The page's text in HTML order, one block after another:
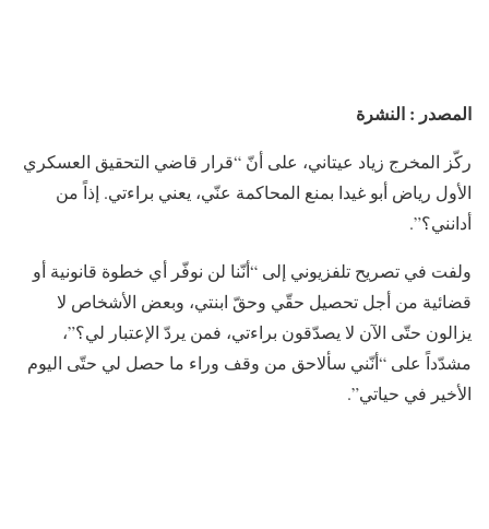
المصدر : النشرة
ركّز المخرج ​زياد عيتاني​، على أنّ “قرار قاضي التحقيق العسكري
الأول ​رياض أبو غيدا​ بمنع المحاكمة عنّي، يعني براءتي. إذاً من
أدانني؟”.
ولفت في تصريح تلفزيوني إلى “أنّنا لن نوفّر أي خطوة قانونية أو
قضائية من أجل تحصيل حقّي وحقّ ابنتي، وبعض الأشخاص لا
يزالون حتّى الآن لا يصدّقون براءتي، فمن يردّ الإعتبار لي؟”،
مشدّداً على “أنّني سألاحق من وقف وراء ما حصل لي حتّى اليوم
الأخير في حياتي”.